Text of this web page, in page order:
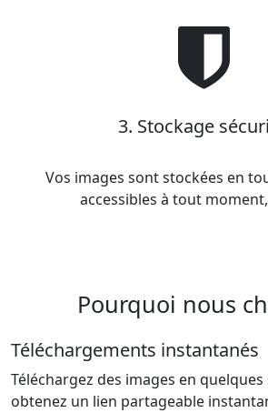
3. Stockage
Vos images sont stockées en
accessibles à tout
Pourquoi nous
Téléchargements instantanés
Téléchargez des images en
obtenez un lien partageable